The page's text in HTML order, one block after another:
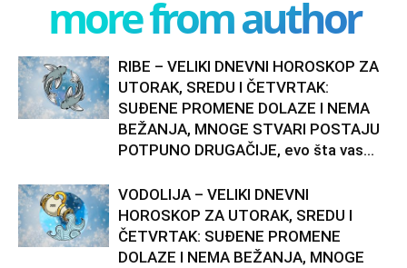
more from author
RIBE – VELIKI DNEVNI HOROSKOP ZA
UTORAK, SREDU I ČETVRTAK:
SUĐENE PROMENE DOLAZE I NEMA
BEŽANJA, MNOGE STVARI POSTAJU
POTPUNO DRUGAČIJE, evo šta vas...
VODOLIJA – VELIKI DNEVNI
HOROSKOP ZA UTORAK, SREDU I
ČETVRTAK: SUĐENE PROMENE
DOLAZE I NEMA BEŽANJA, MNOGE